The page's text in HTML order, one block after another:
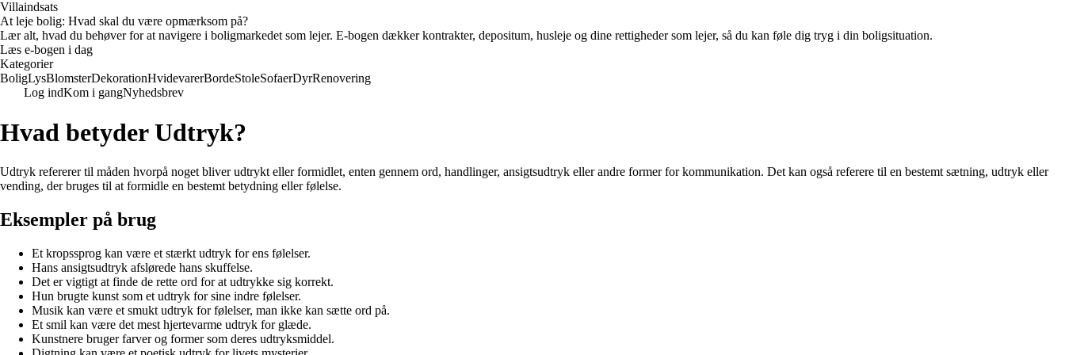
Villaindsats
At leje bolig: Hvad skal du være opmærksom på?
Lær alt, hvad du behøver for at navigere i boligmarkedet som lejer. E-bogen dækker kontrakter, depositum, husleje og dine rettigheder som lejer, så du kan føle dig tryg i din boligsituation.
Læs e-bogen i dag
Kategorier
BoligLysBlomsterDekorationHvidevarerBordeStoleSofaerDyrRenovering
Log indKom i gangNyhedsbrev
Hvad betyder Udtryk?
Udtryk refererer til måden hvorpå noget bliver udtrykt eller formidlet, enten gennem ord, handlinger, ansigtsudtryk eller andre former for kommunikation. Det kan også referere til en bestemt sætning, udtryk eller
vending, der bruges til at formidle en bestemt betydning eller følelse.
Eksempler på brug
Et kropssprog kan være et stærkt udtryk for ens følelser.
Hans ansigtsudtryk afslørede hans skuffelse.
Det er vigtigt at finde de rette ord for at udtrykke sig korrekt.
Hun brugte kunst som et udtryk for sine indre følelser.
Musik kan være et smukt udtryk for følelser, man ikke kan sætte ord på.
Et smil kan være det mest hjertevarme udtryk for glæde.
Kunstnere bruger farver og former som deres udtryksmiddel.